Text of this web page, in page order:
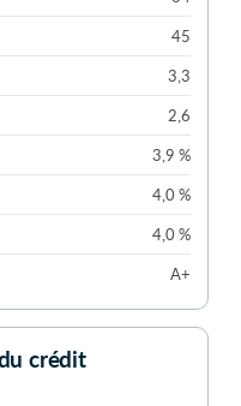
45
3,3
2,6
3,9 %
4,0 %
4,0 %
A+
crédit